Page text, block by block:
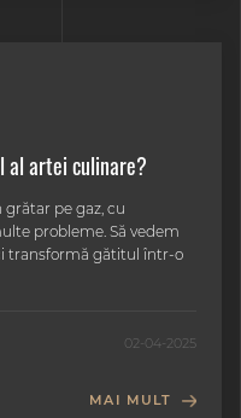
al artei culinare?
pe gaz, cu
probleme. Să vedem
transformă gătitul într-o
02-04-2025
MAI MULT